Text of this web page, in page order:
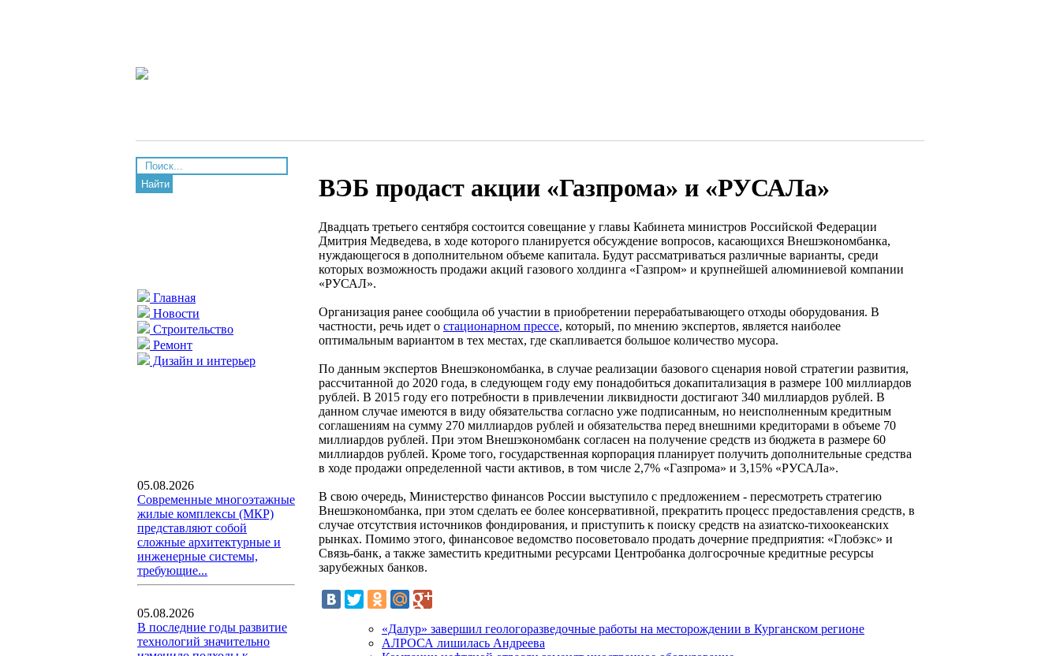
Найти
Главная
Новости
Строительство
Ремонт
Дизайн и интерьер
05.08.2026
Современные многоэтажные
жилые комплексы (МКР)
представляют собой
сложные архитектурные и
инженерные системы,
требующие...
05.08.2026
В последние годы развитие
технологий значительно
ВЭБ продаст акции «Газпрома» и «РУСАЛа»
Двадцать третьего сентября состоится совещание у главы Кабинета министров Российской Федерации
Дмитрия Медведева, в ходе которого планируется обсуждение вопросов, касающихся Внешэкономбанка,
нуждающегося в дополнительном объеме капитала. Будут рассматриваться различные варианты, среди
которых возможность продажи акций газового холдинга «Газпром» и крупнейшей алюминиевой компании
«РУСАЛ».
Организация ранее сообщила об участии в приобретении перерабатывающего отходы оборудования. В
частности, речь идет о стационарном прессе, который, по мнению экспертов, является наиболее
оптимальным вариантом в тех местах, где скапливается большое количество мусора.
По данным экспертов Внешэкономбанка, в случае реализации базового сценария новой стратегии развития,
рассчитанной до 2020 года, в следующем году ему понадобиться докапитализация в размере 100 миллиардов
рублей. В 2015 году его потребности в привлечении ликвидности достигают 340 миллиардов рублей. В
данном случае имеются в виду обязательства согласно уже подписанным, но неисполненным кредитным
соглашениям на сумму 270 миллиардов рублей и обязательства перед внешними кредиторами в объеме 70
миллиардов рублей. При этом Внешэкономбанк согласен на получение средств из бюджета в размере 60
миллиардов рублей. Кроме того, государственная корпорация планирует получить дополнительные средства
в ходе продажи определенной части активов, в том числе 2,7% «Газпрома» и 3,15% «РУСАЛа».
В свою очередь, Министерство финансов России выступило с предложением - пересмотреть стратегию
Внешэкономбанка, при этом сделать ее более консервативной, прекратить процесс предоставления средств, в
случае отсутствия источников фондирования, и приступить к поиску средств на азиатско-тихоокеанских
рынках. Помимо этого, финансовое ведомство посоветовало продать дочерние предприятия: «Глобэкс» и
Связь-банк, а также заместить кредитными ресурсами Центробанка долгосрочные кредитные ресурсы
зарубежных банков.
«Далур» завершил геологоразведочные работы на месторождении в Курганском регионе
АЛРОСА лишилась Андреева